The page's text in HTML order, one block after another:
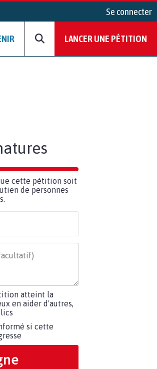
Se connecter
LANCER UNE PÉTITION
cette pétition soit
de personnes
atteint la
en aider d'autres,
si cette